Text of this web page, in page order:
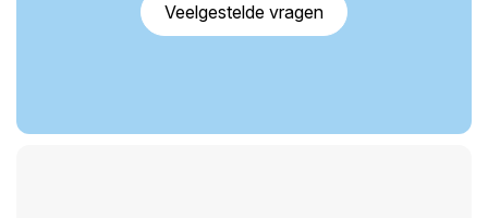
Veelgestelde vragen